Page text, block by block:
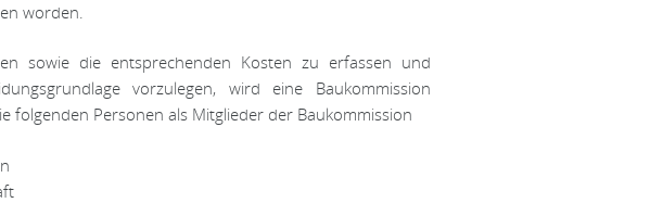
worden.
sowie die entsprechenden Kosten zu erfassen und
vorzulegen, wird eine Baukommission
folgenden Personen als Mitglieder der Baukommission